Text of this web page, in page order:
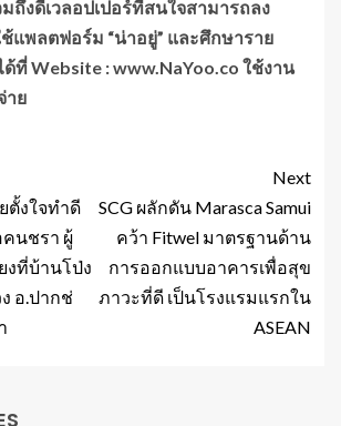
ถึงดีเวลอปเปอร์ที่สนใจสามารถลง
ช้แพลตฟอร์ม “น่าอยู่” และศึกษาราย
ด้ที่Website : www.NaYoo.co ใช้งาน
าย
ตั้งใจทำดี
นชรา ผู้
งที่บ้านโป่ง
อ.ปากช่
Next
SCG ผลักดัน Marasca Samui
คว้า Fitwel มาตรฐานด้าน
การออกแบบอาคารเพื่อสุข
ภาวะที่ดี เป็นโรงแรมแรกใน
ASEAN